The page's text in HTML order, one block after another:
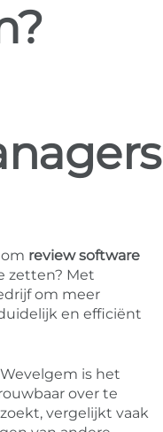
review software
zetten? Met
om meer
en efficiënt
is het
over te
vergelijkt vaak